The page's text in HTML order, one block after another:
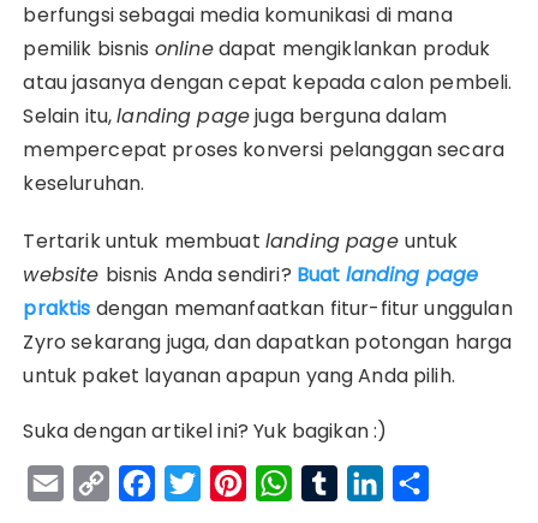
berfungsi sebagai media komunikasi di mana
pemilik bisnis onlinedapat mengiklankan produk
atau jasanya dengan cepat kepada calon pembeli.
Selain itu,landing pagejuga berguna dalam
mempercepat proses konversi pelanggan secara
keseluruhan.
Tertarik untuk membuat landing page untuk
website bisnis Anda sendiri? Buat landing page
praktis dengan memanfaatkan fitur-fitur unggulan
Zyro sekarang juga, dan dapatkan potongan harga
untuk paket layanan apapun yang Anda pilih.
Suka dengan artikel ini? Yuk bagikan :)
C